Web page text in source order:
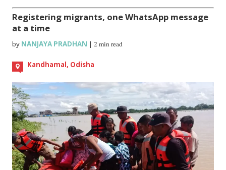
Registering migrants, one WhatsApp message
at a time
by NANJAYA PRADHAN |2 min read
Kandhamal, Odisha